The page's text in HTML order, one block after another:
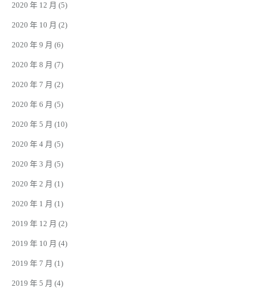
2020 年 12 月 (5)
2020 年 10 月 (2)
2020 年 9 月 (6)
2020 年 8 月 (7)
2020 年 7 月 (2)
2020 年 6 月 (5)
2020 年 5 月 (10)
2020 年 4 月 (5)
2020 年 3 月 (5)
2020 年 2 月 (1)
2020 年 1 月 (1)
2019 年 12 月 (2)
2019 年 10 月 (4)
2019 年 7 月 (1)
2019 年 5 月 (4)